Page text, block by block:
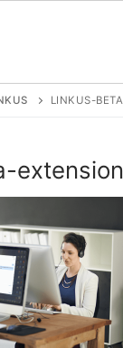
GIỚI
SẢN
VOIP
Tổng
LINKUS-
extension